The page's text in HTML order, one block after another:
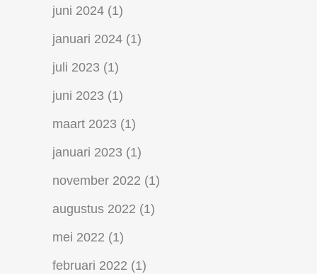
juni 2024 (1)
januari 2024 (1)
juli 2023 (1)
juni 2023 (1)
maart 2023 (1)
januari 2023 (1)
november 2022 (1)
augustus 2022 (1)
mei 2022 (1)
februari 2022 (1)